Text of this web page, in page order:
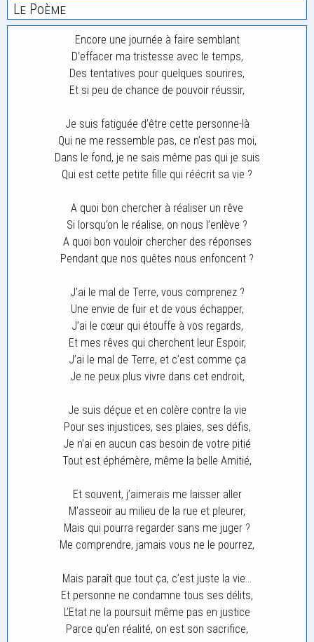
Le Poème
Encore une journée à faire semblant
D’effacer ma tristesse avec le temps,
Des tentatives pour quelques sourires,
Et si peu de chance de pouvoir réussir,
Je suis fatiguée d’être cette personne-là
Qui ne me ressemble pas, ce n’est pas moi,
Dans le fond, je ne sais même pas qui je suis
Qui est cette petite fille qui réécrit sa vie ?
A quoi bon chercher à réaliser un rêve
Si lorsqu’on le réalise, on nous l’enlève ?
A quoi bon vouloir chercher des réponses
Pendant que nos quêtes nous enfoncent ?
J’ai le mal de Terre, vous comprenez ?
Une envie de fuir et de vous échapper,
J’ai le cœur qui étouffe à vos regards,
Et mes rêves qui cherchent leur Espoir,
J’ai le mal de Terre, et c’est comme ça
Je ne peux plus vivre dans cet endroit,
Je suis déçue et en colère contre la vie
Pour ses injustices, ses plaies, ses défis,
Je n’ai en aucun cas besoin de votre pitié
Tout est éphémère, même la belle Amitié,
Et souvent, j’aimerais me laisser aller
M’asseoir au milieu de la rue et pleurer,
Mais qui pourra regarder sans me juger ?
Me comprendre, jamais vous ne le pourrez,
Mais paraît que tout ça, c’est juste la vie…
Et personne ne condamne tous ses délits,
L’Etat ne la poursuit même pas en justice
Parce qu’en réalité, on est son sacrifice,